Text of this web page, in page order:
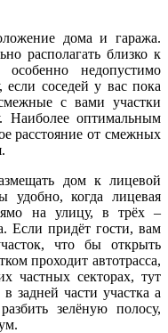
дома и гаража.
располагать близко к
недопустимо
соседей у вас пока
с вами участки
Наиболее оптимальным
расстояние от смежных
дом к лицевой
удобно, когда лицевая
на улицу, в трёх –
Если придёт гости, вам
что бы открыть
проходит автотрасса,
частных секторах, тут
задней части участка а
зелёную полосу,